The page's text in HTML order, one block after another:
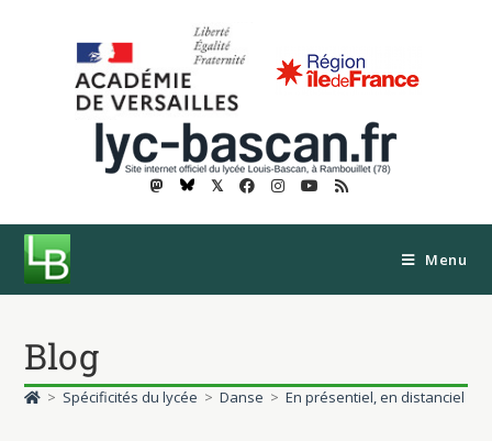
𝕏
Menu
Blog
> Spécificités du lycée > Danse > En présentiel, en distanciel :